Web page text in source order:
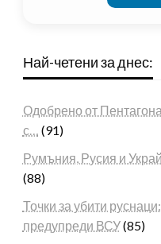
Най-четени за днес:
Одобрено от
с… (91)
Румъния, Русия и
(88)
Точки за убити
предупреди ВСУ(85)